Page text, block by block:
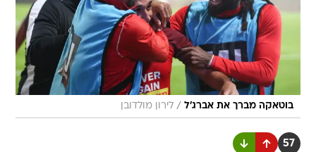
בוטאקה מברך את אברג'ל / לירון מולדובן
57